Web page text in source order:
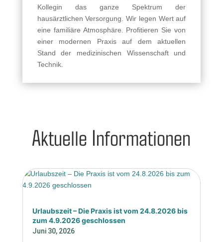
Kollegin das ganze Spektrum der
hausärztlichen Versorgung. Wir legen Wert auf
eine familiäre Atmosphäre. Profitieren Sie von
einer modernen Praxis auf dem aktuellen
Stand der medizinischen Wissenschaft und
Technik.
Aktuelle Informationen
Urlaubszeit – Die Praxis ist vom 24.8.2026 bis
zum 4.9.2026 geschlossen
Juni 30, 2026